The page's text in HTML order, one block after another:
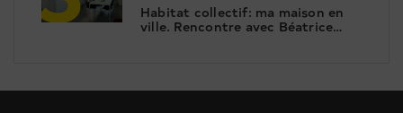
Habitat collectif: ma maison en
ville. Rencontre avec Béatrice